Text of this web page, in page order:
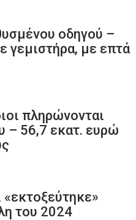
οδηγού –
γεμιστήρα, με επτά
πληρώνονται
– 56,7 εκατ. ευρώ
του 2024